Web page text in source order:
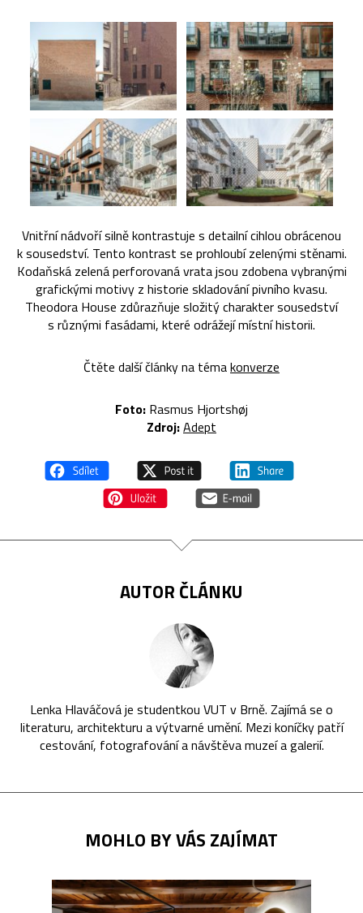
Vnitřní nádvoří silně kontrastuje s detailní cihlou obrácenou
k sousedství. Tento kontrast se prohloubí zelenými stěnami.
Kodaňská zelená perforovaná vrata jsou zdobena vybranými
grafickými motivy z historie skladování pivního kvasu.
Theodora House zdůrazňuje složitý charakter sousedství
s různými fasádami, které odrážejí místní historii.
Čtěte další články na témakonverze
Foto: Rasmus Hjortshøj
Zdroj:Adept
AUTOR ČLÁNKU
Lenka Hlaváčová je studentkou VUT v Brně. Zajímá se o
literaturu, architekturu a výtvarné umění. Mezi koníčky patří
cestování, fotografování a návštěva muzeí a galerií.
MOHLO BY VÁS ZAJÍMAT